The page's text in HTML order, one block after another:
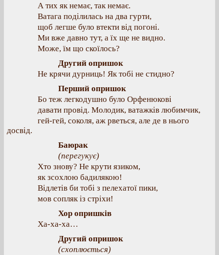
А тих як немає, так немає.
Ватага поділилась на два гурти,
щоб легше було втекти від погоні.
Ми вже давно тут, а їх ще не видно.
Може, їм що скоїлось?
Другий опришок
Не крячи дурниць! Як тобі не стидно?
Перший опришок
Бо теж легкодушно було Орфенюкові
давати провід. Молодик, ватажків любимчик,
гей-гей, соколя, аж рветься, але де в нього
досвід.
Баюрак
(перегукує)
Хто знову? Не крути язиком,
як зсохлою бадилякою!
Відлетів би тобі з пелехатої пики,
мов сопляк із стріхи!
Хор опришків
Ха-ха-ха…
Другий опришок
(схоплюється)